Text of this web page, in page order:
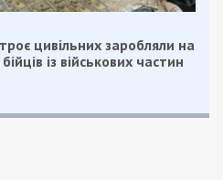
цивільних заробляли на
із військових частин